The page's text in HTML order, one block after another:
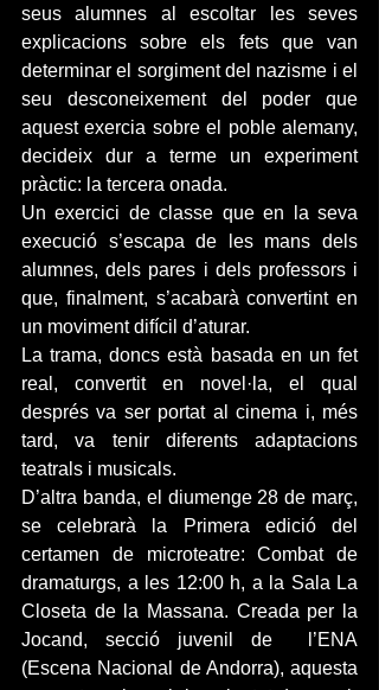
seus alumnes al escoltar les seves
explicacions sobre els fets que van
determinar el sorgiment del nazisme i el
seu desconeixement del poder que
aquest exercia sobre el poble alemany,
decideix dur a terme un experiment
pràctic: la tercera onada.
Un exercici de classe que en la seva
execució s’escapa de les mans dels
alumnes, dels pares i dels professors i
que, finalment, s’acabarà convertint en
un moviment difícil d’aturar.
La trama, doncs està basada en un fet
real, convertit en novel·la, el qual
després va ser portat al cinema i, més
tard, va tenir diferents adaptacions
teatrals i musicals.
D’altra banda, el diumenge 28 de març,
se celebrarà la Primera edició del
certamen de microteatre: Combat de
dramaturgs, a les 12:00 h, a la Sala La
Closeta de la Massana. Creada per la
Jocand, secció juvenil de  l’ENA
(Escena Nacional de Andorra), aquesta